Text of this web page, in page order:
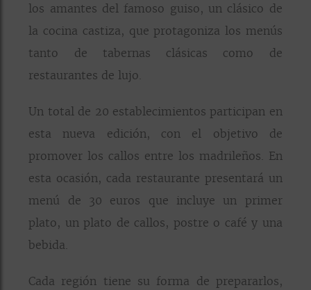
los amantes del famoso guiso, un clásico de
la cocina castiza, que protagoniza los menús
tanto de tabernas clásicas como de
restaurantes de lujo.
Un total de 20 establecimientos participan en
esta nueva edición, con el objetivo de
promover los callos entre los madrileños. En
esta ocasión, cada restaurante presentará un
menú de 30 euros que incluye un primer
plato, un plato de callos, postre o café y una
bebida.
Cada región tiene su forma de prepararlos,